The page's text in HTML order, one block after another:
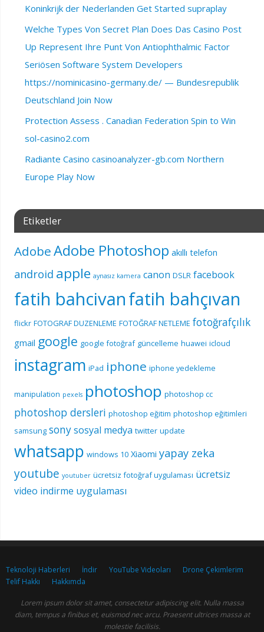
Koninkrijk der Nederlanden Get Started supraplay
Welche Types Von Secret Plan Does Das Casino Post
Up Represent Ihre Punt Von Antiophthalmic Factor
Seriösen Software System Developers
https://nominicasino-germany.de/ — Bundesrepublik
Deutschland Join Now
Protection Assess . Canadian Federation Spin to Win
sol-casino2.com
Radiante Casino casinoanalyzer-gb.com Northern
Europe Play Now
Etiketler
AdobeAdobe Photoshop akıllı telefon
android apple aynasız kamera canon DSLR facebook
fatih bahcivanfatih bahçıvan
flickr FOTOGRAF DUZENLEME FOTOĞRAF NETLEME fotoğrafçılık
gmail google google fotoğraf güncelleme huawei icloud
instagram iPad iphone iphone yedekleme
manipulation pexels photoshop photoshop cc
photoshop dersleri photoshop eğitim photoshop eğitimleri
samsung sony sosyal medya twitter update
whatsapp windows 10 Xiaomi yapay zeka
youtube youtuber ücretsiz fotoğraf uygulaması ücretsiz
video indirme uygulaması
Teknoloji Haberleri İndir YouTube Videoları
Drone Çekimlerim
Telif Hakkı
Hakkımda
Lorem ipsum dolor sit amet, consectetur adipiscing elit. Nulla massa
diam, tempus a finibus et, euismod nec arcu. Praesent ultrices massa at
molestie facilisis.